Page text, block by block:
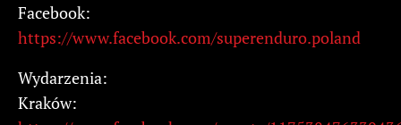
Facebook:
https://www.facebook.com/superenduro.poland
Wydarzenia:
Kraków: